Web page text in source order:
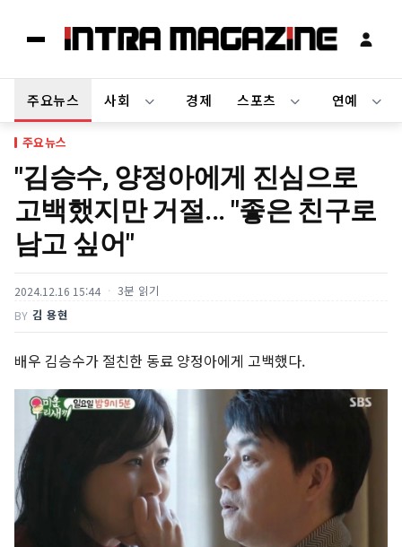
주요뉴스 사회 경제 스포츠 연예
주요뉴스
"김승수, 양정아에게 진심으로
고백했지만 거절... "좋은 친구로
남고 싶어"
2024.12.16 15:44 3분 읽기
BY 김 용현
배우 김승수가 절친한 동료 양정아에게 고백했다.